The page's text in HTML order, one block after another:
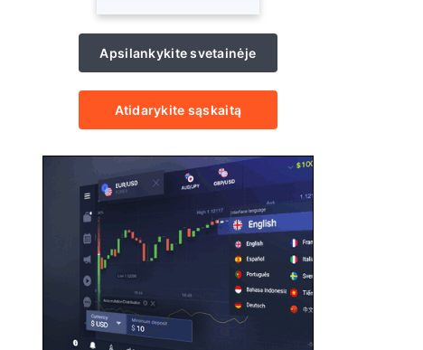
Apsilankykite svetainėje
Atidarykite sąskaitą